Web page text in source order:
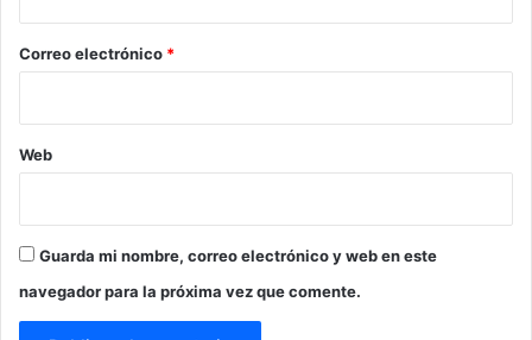
*
Correo electrónico *
Web
Guarda mi nombre, correo electrónico y web en este
navegador para la próxima vez que comente.